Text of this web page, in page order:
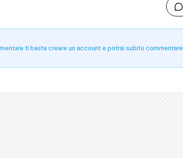
ti basta creare un account e potrai subito commentare.